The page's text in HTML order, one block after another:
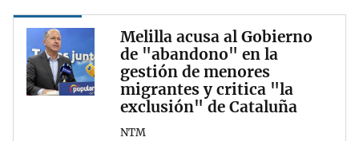
Melilla acusa al Gobierno
de "abandono" en la
gestión de menores
migrantes y critica "la
exclusión" de Cataluña
NTM